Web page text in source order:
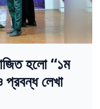
হলো “১ম
প্রবন্ধ লেখা